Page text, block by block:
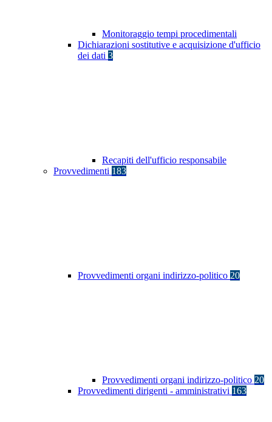
Monitoraggio tempi procedimentali
Dichiarazioni sostitutive e acquisizione d'ufficio
dei dati 3
Recapiti dell'ufficio responsabile
Provvedimenti 183
Provvedimenti organi indirizzo-politico 20
Provvedimenti organi indirizzo-politico 20
Provvedimenti dirigenti - amministrativi 163